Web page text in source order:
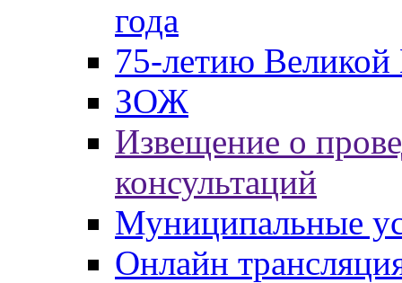
года
75-летию
ЗОЖ
Извещение о
консультаций
Муниципальные
Онлайн